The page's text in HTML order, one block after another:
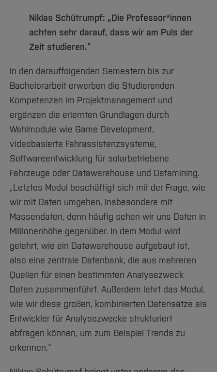
Niklas Schütrumpf: „Die Professor*innen
achten sehr darauf, dass wir am Puls der
Zeit studieren.“
In den darauffolgenden Semestern bis zur
Bachelorarbeit erwerben die Studierenden
Kompetenzen im Projektmanagement und
ergänzen die erlernten Grundlagen durch
Wahlmodule wie Game Development,
videobasierte Fahrassistenzsysteme,
Softwareentwicklung für solarbetriebene
Fahrzeuge oder Datawarehouse und Datamining.
„Letztes Modul beschäftigt sich mit der Frage, wie
wir mit Daten umgehen, insbesondere mit
Massendaten, denn häufig sehen wir uns Daten in
Millionenhöhe gegenüber. In dem Modul wird
gelehrt, wie ein Datawarehouse aufgebaut ist,
also eine zentrale Datenbank, die aus mehreren
Quellen für einen bestimmten Analysezweck
Daten zusammenführt. Außerdem lehrt das Modul,
wie wir diese großen, kombinierten Datensätze als
Entwickler für Analysezwecke strukturiert
abfragen können, um zum Beispiel Trends zu
erkennen.“